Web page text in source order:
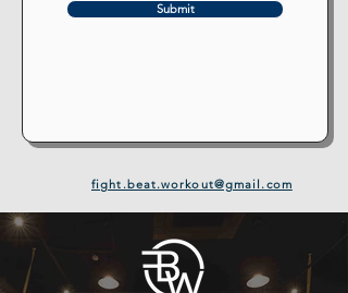
Submit
fight.beat.workout@gmail.com